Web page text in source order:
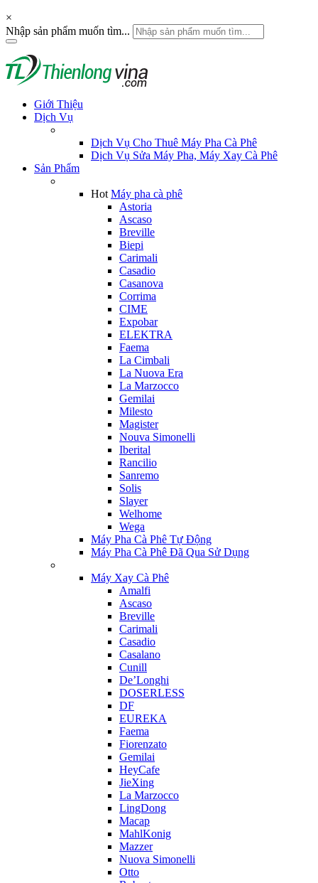
×
Nhập sản phẩm muốn tìm...
Giới Thiệu
Dịch Vụ
Dịch Vụ Cho Thuê Máy Pha Cà Phê
Dịch Vụ Sửa Máy Pha, Máy Xay Cà Phê
Sản Phẩm
Hot Máy pha cà phê
Astoria
Ascaso
Breville
Biepi
Carimali
Casadio
Casanova
Corrima
CIME
Expobar
ELEKTRA
Faema
La Cimbali
La Nuova Era
La Marzocco
Gemilai
Milesto
Magister
Nouva Simonelli
Iberital
Rancilio
Sanremo
Solis
Slayer
Welhome
Wega
Máy Pha Cà Phê Tự Động
Máy Pha Cà Phê Đã Qua Sử Dụng
Máy Xay Cà Phê
Amalfi
Ascaso
Breville
Carimali
Casadio
Casalano
Cunill
De’Longhi
DOSERLESS
DF
EUREKA
Faema
Fiorenzato
Gemilai
HeyCafe
JieXing
La Marzocco
LingDong
Macap
MahlKonig
Mazzer
Nuova Simonelli
Otto